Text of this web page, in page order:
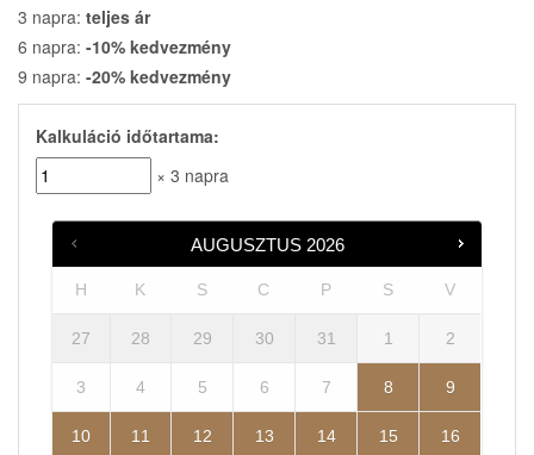
3 napra: teljes ár
6 napra: -10% kedvezmény
9 napra: -20% kedvezmény
Kalkuláció időtartama:
× 3 napra
AUGUSZTUS 2026
H K S C P S V
27 28 29 30 31 1 2
3 4 5 6 7 8 9
10 11 12 13 14 15 16